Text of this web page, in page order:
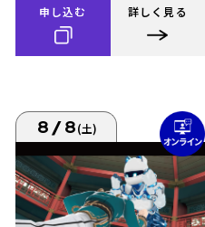
申し込む 詳しく見る
8/8(土)